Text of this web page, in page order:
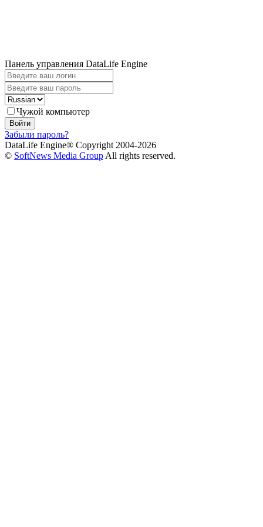
Панель управления DataLife Engine
Чужой компьютер
Войти
Забыли пароль?
DataLife Engine® Copyright 2004-2026
© SoftNews Media Group All rights reserved.